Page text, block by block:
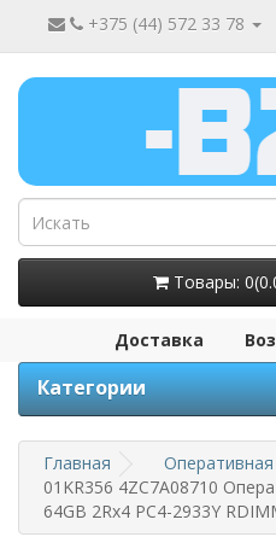
+375 (44) 572 33 78
Товары:
Доставка
Категории
Главная
01KR356 4ZC7A08710
64GB 2Rx4 PC4-2933Y